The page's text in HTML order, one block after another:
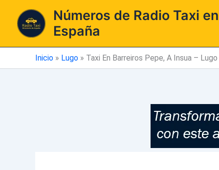
contenido
Números de Radio Taxi en
España
Inicio » Lugo » Taxi En Barreiros Pepe, A Insua – Lugo